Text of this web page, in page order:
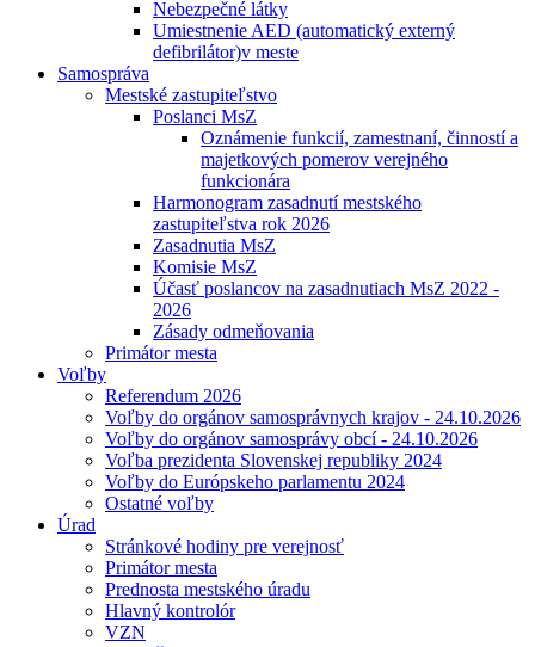
Nebezpečné látky
Umiestnenie AED (automatický externý
defibrilátor)v meste
Samospráva
Mestské zastupiteľstvo
Poslanci MsZ
Oznámenie funkcií, zamestnaní, činností a
majetkových pomerov verejného
funkcionára
Harmonogram zasadnutí mestského
zastupiteľstva rok 2026
Zasadnutia MsZ
Komisie MsZ
Účasť poslancov na zasadnutiach MsZ 2022 -
2026
Zásady odmeňovania
Primátor mesta
Voľby
Referendum 2026
Voľby do orgánov samosprávnych krajov - 24.10.2026
Voľby do orgánov samosprávy obcí - 24.10.2026
Voľba prezidenta Slovenskej republiky 2024
Voľby do Európskeho parlamentu 2024
Ostatné voľby
Úrad
Stránkové hodiny pre verejnosť
Primátor mesta
Prednosta mestského úradu
Hlavný kontrolór
VZN